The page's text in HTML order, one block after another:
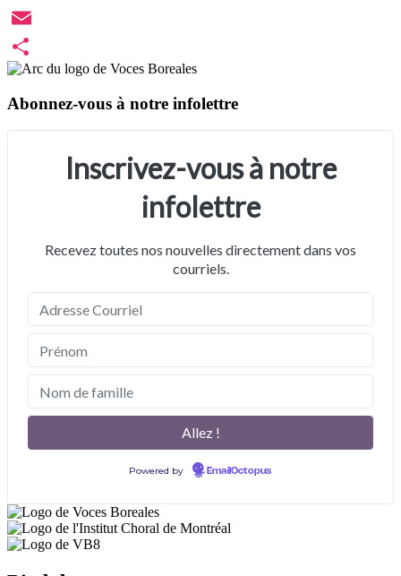
Twitter
Email
Share
Abonnez-vous à notre infolettre
Inscrivez-vous à notre
infolettre
Recevez toutes nos nouvelles directement dans vos
courriels.
Powered by EmailOctopus